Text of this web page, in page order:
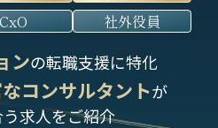
CxO 社外役員
ンの転職支援に特化
コンサルタントが
求人をご紹介